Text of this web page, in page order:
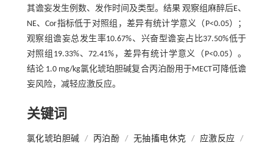
其谵妄发生例数、发作时间及类型。结果 观察组麻醉后E、
NE、Cor指标低于对照组，差异有统计学意义（P<0.05）；
观察组谵妄总发生率10.67%、兴奋型谵妄占比37.50%低于
对照组19.33%、72.41%，差异有统计学意义（P<0.05）。
结论 1.0 mg/kg氯化琥珀胆碱复合丙泊酚用于MECT可降低谵
妄风险，减轻应激反应。
关键词
氯化琥珀胆碱 / 丙泊酚 / 无抽搐电休克 / 应激反应
/